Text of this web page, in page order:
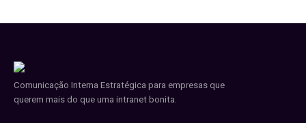
Comunicação Interna Estratégica para empresas que
querem mais do que uma intranet bonita.